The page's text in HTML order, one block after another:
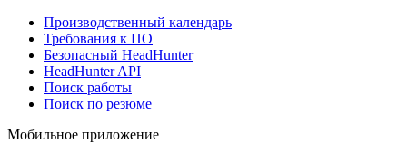
Производственный календарь
Требования к ПО
Безопасный HeadHunter
HeadHunter API
Поиск работы
Поиск по резюме
Мобильное приложение